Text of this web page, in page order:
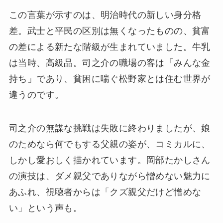
この言葉が示すのは、明治時代の新しい身分格
差。武士と平民の区別は無くなったものの、貧富
の差による新たな階級が生まれていました。牛乳
は当時、高級品。司之介の職場の客は「みんな金
持ち」であり、貧困に喘ぐ松野家とは住む世界が
違うのです。
司之介の無謀な挑戦は失敗に終わりましたが、娘
のためなら何でもする父親の姿が、コミカルに、
しかし愛おしく描かれています。岡部たかしさん
の演技は、ダメ親父でありながら憎めない魅力に
あふれ、視聴者からは「クズ親父だけど憎めな
い」という声も。